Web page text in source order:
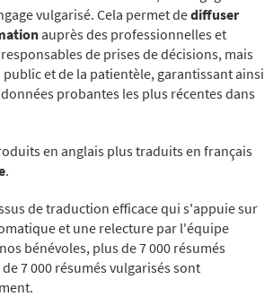
vulgarisé. Cela permet dediffuser
auprès des professionnelles et
de prises de décisions, mais
et de la patientèle, garantissant ainsi
probantes les plus récentes dans
en anglais plus traduits en français
.
de traduction efficace qui s'appuie sur
et une relecture par l'équipe
bénévoles, plus de 7 000 résumés
7 000 résumés vulgarisés sont